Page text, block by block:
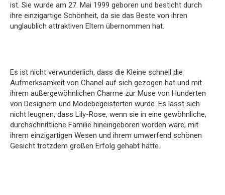
ist. Sie wurde am 27. Mai 1999 geboren und besticht durch
ihre einzigartige Schönheit, da sie das Beste von ihren
unglaublich attraktiven Eltern übernommen hat.
Es ist nicht verwunderlich, dass die Kleine schnell die
Aufmerksamkeit von Chanel auf sich gezogen hat und mit
ihrem außergewöhnlichen Charme zur Muse von Hunderten
von Designern und Modebegeisterten wurde. Es lässt sich
nicht leugnen, dass Lily-Rose, wenn sie in eine gewöhnliche,
durchschnittliche Familie hineingeboren worden wäre, mit
ihrem einzigartigen Wesen und ihrem umwerfend schönen
Gesicht trotzdem großen Erfolg gehabt hätte.